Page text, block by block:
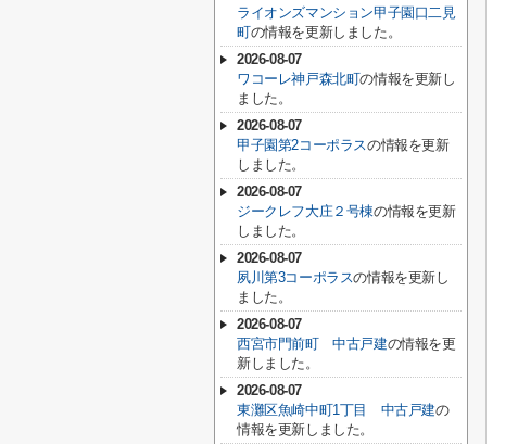
ライオンズマンション甲子園口二見
町の情報を更新しました。
2026-08-07
ワコーレ神戸森北町の情報を更新し
ました。
2026-08-07
甲子園第2コーポラスの情報を更新
しました。
2026-08-07
ジークレフ大庄２号棟の情報を更新
しました。
2026-08-07
夙川第3コーポラスの情報を更新し
ました。
2026-08-07
西宮市門前町 中古戸建の情報を更
新しました。
2026-08-07
東灘区魚崎中町1丁目 中古戸建の
情報を更新しました。